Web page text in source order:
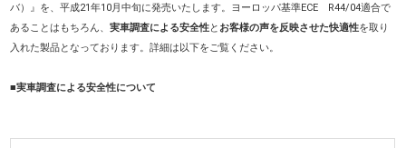
バ）』を、平成21年10月中旬に発売いたします。ヨーロッパ基準ECE R44/04適合で
あることはもちろん、実車調査による安全性と お客様の声を反映させた快適性を取り
入れた製品となっております。詳細は以下をご覧ください。
■実車調査による安全性について